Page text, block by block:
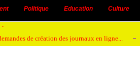
Politique Education Culture
AOÛT 2026
honorer son ancien leader 2 AOÛT 2026
de création des journaux en ligne...
un dividende ni une quelconque plus-...